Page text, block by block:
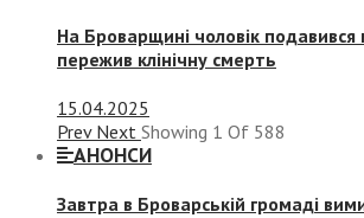
На Броварщині чоловік подавився
пережив клінічну смерть
15.04.2025
Prev Next Showing 1 Of 588
АНОНСИ
Завтра в Броварській громаді